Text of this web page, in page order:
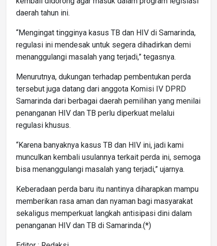
daerah tahun ini.
“Mengingat tingginya kasus TB dan HIV di Samarinda,
regulasi ini mendesak untuk segera dihadirkan demi
menanggulangi masalah yang terjadi,” tegasnya.
Menurutnya, dukungan terhadap pembentukan perda
tersebut juga datang dari anggota Komisi IV DPRD
Samarinda dari berbagai daerah pemilihan yang menilai
penanganan HIV dan TB perlu diperkuat melalui
regulasi khusus.
“Karena banyaknya kasus TB dan HIV ini, jadi kami
munculkan kembali usulannya terkait perda ini, semoga
bisa menanggulangi masalah yang terjadi,” ujarnya.
Keberadaan perda baru itu nantinya diharapkan mampu
memberikan rasa aman dan nyaman bagi masyarakat
sekaligus memperkuat langkah antisipasi dini dalam
penanganan HIV dan TB di Samarinda.(*)